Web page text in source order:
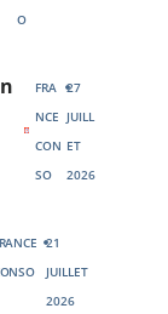
O
FRA
NCE
CON
SO
27
JUILL
ET
2026
21
JUILLET
2026